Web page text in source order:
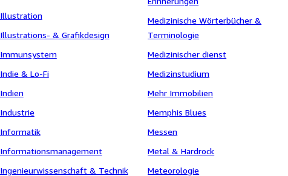
Illustration
Illustrations- & Grafikdesign
Immunsystem
Indie & Lo-Fi
Indien
Industrie
Informatik
Informationsmanagement
Ingenieurwissenschaft & Technik
Medizinische Wörterbücher &
Terminologie
Medizinischer dienst
Medizinstudium
Mehr Immobilien
Memphis Blues
Messen
Metal & Hardrock
Meteorologie